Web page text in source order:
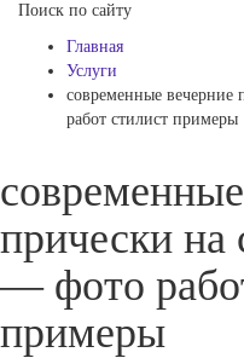
Поиск по сайту
Главная
Услуги
современные
работ стилист примеры
прически на
— фото
примеры